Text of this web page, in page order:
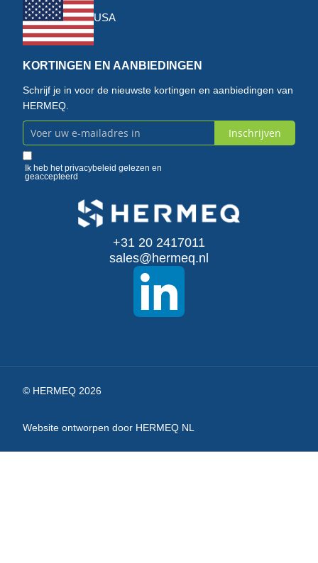
USA
KORTINGEN EN AANBIEDINGEN
Schrijf je in voor de nieuwste kortingen en aanbiedingen van
HERMEQ.
Abonneer
u
Inschrijven
Ik heb hetprivacybeleid gelezen en
geaccepteerd
+31 20 2417011
sales@hermeq.nl
© HERMEQ 2026
Website ontworpen door HERMEQ NL